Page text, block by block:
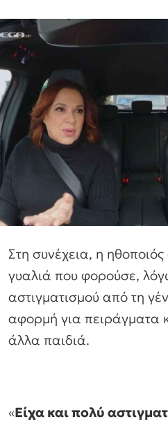
Στη συνέχεια, η
γυαλιά που φορούσε,
αστιγματισμού από τη
αφορμή για πειράγματα
άλλα παιδιά.
«Είχα και πολύ